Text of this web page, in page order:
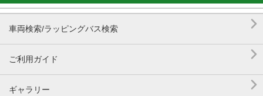
車両検索/ラッピングバス検索 
ご利用ガイド 
ギャラリー 